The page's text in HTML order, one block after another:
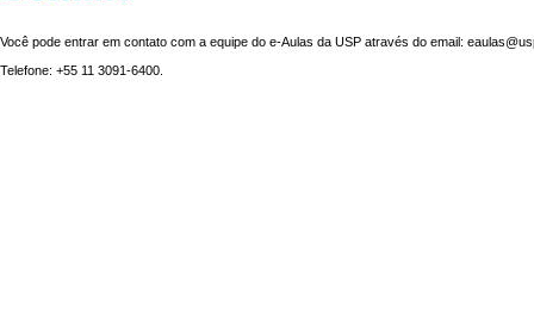
Você pode entrar em contato com a equipe do e-Aulas da USP através do email:
Telefone: +55 11 3091-6400.